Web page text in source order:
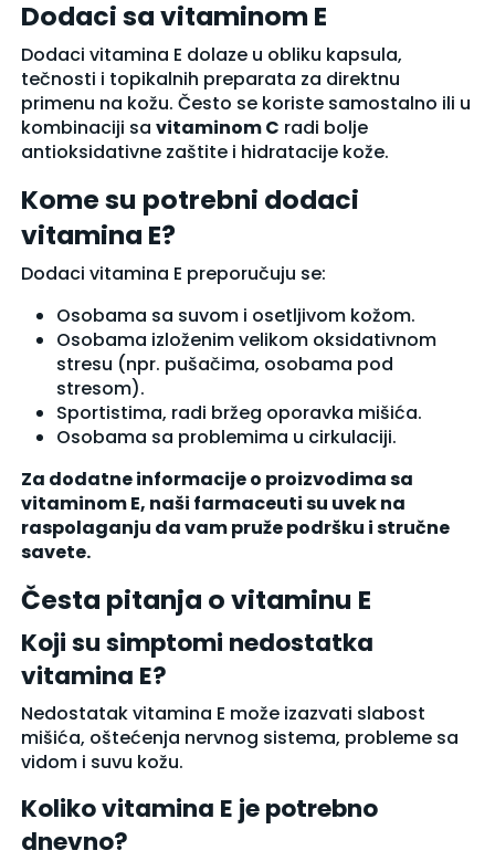
Dodaci sa vitaminom E
Dodaci vitamina E dolaze u obliku kapsula,
tečnosti i topikalnih preparata za direktnu
primenu na kožu. Često se koriste samostalno ili u
kombinaciji sa vitaminom C radi bolje
antioksidativne zaštite i hidratacije kože.
Kome su potrebni dodaci
vitamina E?
Dodaci vitamina E preporučuju se:
Osobama sa suvom i osetljivom kožom.
Osobama izloženim velikom oksidativnom
stresu (npr. pušačima, osobama pod
stresom).
Sportistima, radi bržeg oporavka mišića.
Osobama sa problemima u cirkulaciji.
Za dodatne informacije o proizvodima sa
vitaminom E, naši farmaceuti su uvek na
raspolaganju da vam pruže podršku i stručne
savete.
Česta pitanja o vitaminu E
Koji su simptomi nedostatka
vitamina E?
Nedostatak vitamina E može izazvati slabost
mišića, oštećenja nervnog sistema, probleme sa
vidom i suvu kožu.
Koliko vitamina E je potrebno
dnevno?